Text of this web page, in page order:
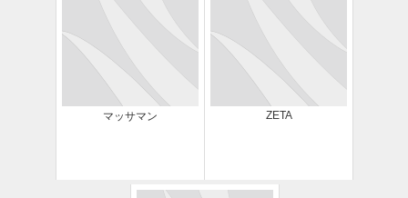
マッサマン ZETA